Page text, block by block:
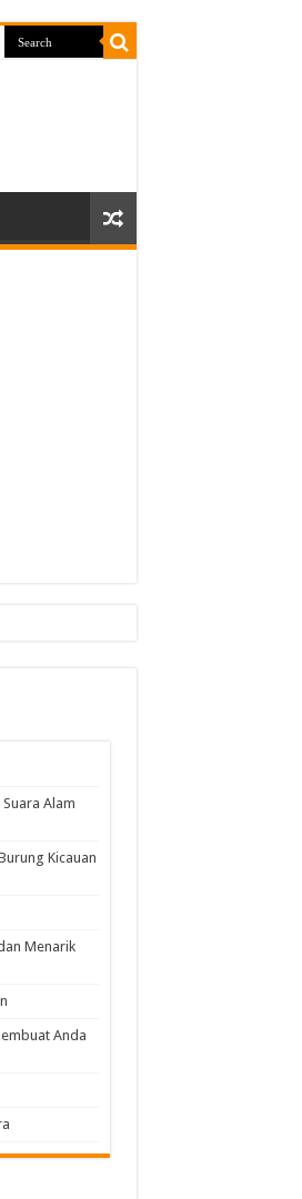
Alam
Kicauan
Menarik
Anda